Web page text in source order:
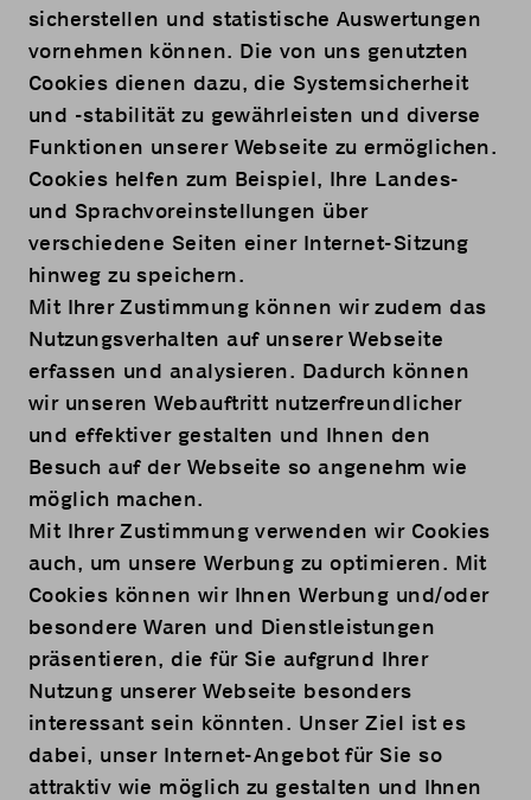
sicherstellen und statistische Auswertungen
vornehmen können. Die von uns genutzten
Cookies dienen dazu, die Systemsicherheit
und -stabilität zu gewährleisten und diverse
Funktionen unserer Webseite zu ermöglichen.
Cookies helfen zum Beispiel, Ihre Landes-
und Sprachvoreinstellungen über
verschiedene Seiten einer Internet-Sitzung
hinweg zu speichern.
Mit Ihrer Zustimmung können wir zudem das
Nutzungsverhalten auf unserer Webseite
erfassen und analysieren. Dadurch können
wir unseren Webauftritt nutzerfreundlicher
und effektiver gestalten und Ihnen den
Besuch auf der Webseite so angenehm wie
möglich machen.
Mit Ihrer Zustimmung verwenden wir Cookies
auch, um unsere Werbung zu optimieren. Mit
Cookies können wir Ihnen Werbung und/oder
besondere Waren und Dienstleistungen
präsentieren, die für Sie aufgrund Ihrer
Nutzung unserer Webseite besonders
interessant sein könnten. Unser Ziel ist es
dabei, unser Internet-Angebot für Sie so
attraktiv wie möglich zu gestalten und Ihnen